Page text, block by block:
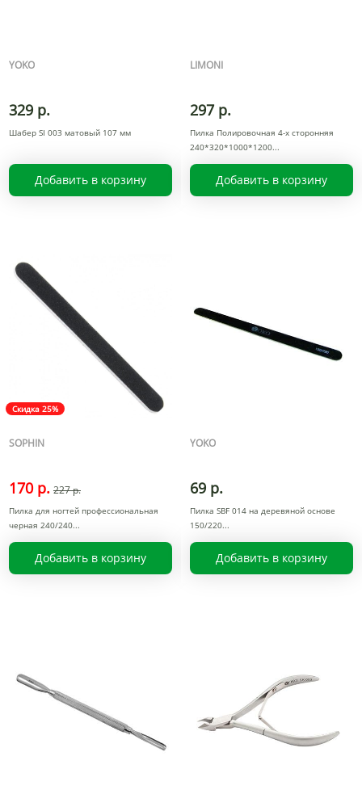
YOKO
329 р.
Шабер SI 003 матовый 107 мм
Добавить в корзину
LIMONI
297 р.
Пилка Полировочная 4-х сторонняя
240*320*1000*1200
Добавить в корзину
Скидка 25%
SOPHIN
170 р. 227 р.
Пилка для ногтей профессиональная
черная 240/240
Добавить в корзину
YOKO
69 р.
Пилка SBF 014 на деревяной основе
150/220
Добавить в корзину